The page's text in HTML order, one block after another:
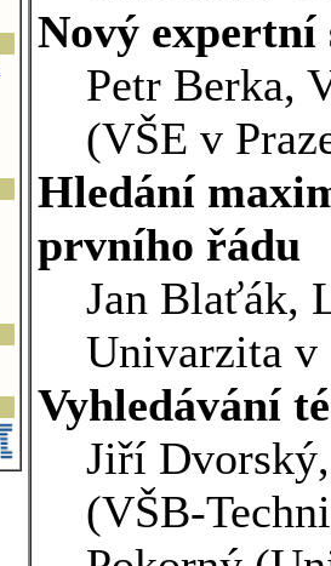
Nový expertní
Petr Berka,
(VŠE v
Hledání
prvního řádu
Jan Blaťák,
Univarzita v
Vyhledávání
Jiří
(VŠB-